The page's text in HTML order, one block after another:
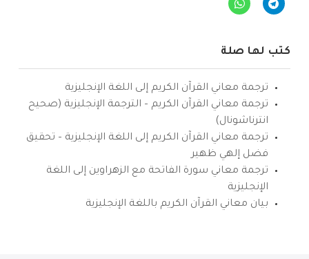
كتب لها صلة
ترجمة معاني القرآن الكريم إلى اللغة الإنجليزية
ترجمة معاني القرآن الكريم – الترجمة الإنجليزية (صحيح
انترناشونال)
ترجمة معاني القرآن الكريم إلى اللغة الإنجليزية – تحقيق
فضل إلهي ظهير
ترجمة معاني سورة الفاتحة مع الزهراوين إلى اللغة
الإنجليزية
بيان معاني القرآن الكريم باللغة الإنجليزية